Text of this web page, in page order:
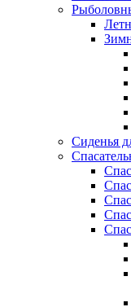
Сиденья